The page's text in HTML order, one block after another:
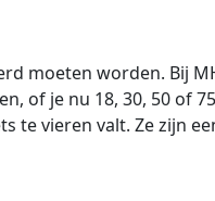
moeten worden. Bij
of je nu 18, 30, 50 of
te vieren valt. Ze zijn